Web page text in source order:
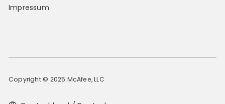
Impressum
Copyright © 2025 McAfee, LLC